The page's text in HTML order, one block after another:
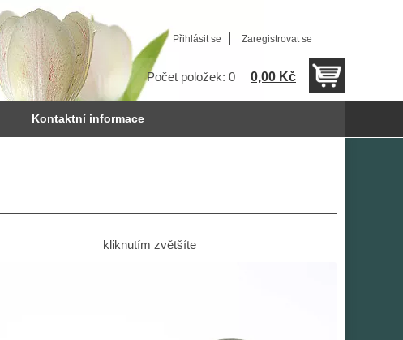
Přihlásit se Zaregistrovat se
Počet položek: 0 0,00 Kč
Kontaktní informace
kliknutím zvětšíte